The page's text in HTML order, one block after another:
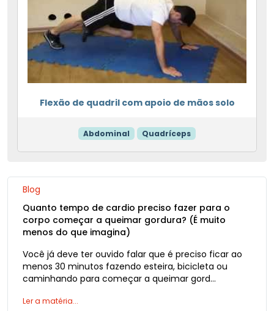
Flexão de quadril com apoio de mãos solo
Abdominal Quadríceps
Blog
Quanto tempo de cardio preciso fazer para o
corpo começar a queimar gordura? (É muito
menos do que imagina)
Você já deve ter ouvido falar que é preciso ficar ao
menos 30 minutos fazendo esteira, bicicleta ou
caminhando para começar a queimar gord…
Ler a matéria...